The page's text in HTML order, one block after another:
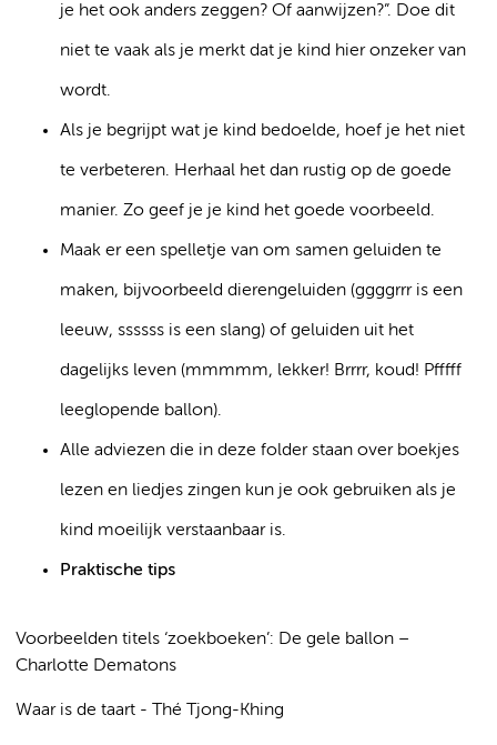
je het ook anders zeggen? Of aanwijzen?”. Doe dit
niet te vaak als je merkt dat je kind hier onzeker van
wordt.
Als je begrijpt wat je kind bedoelde, hoef je het niet
te verbeteren. Herhaal het dan rustig op de goede
manier. Zo geef je je kind het goede voorbeeld.
Maak er een spelletje van om samen geluiden te
maken, bijvoorbeeld dierengeluiden (ggggrrr is een
leeuw, ssssss is een slang) of geluiden uit het
dagelijks leven (mmmmm, lekker! Brrrr, koud! Pfffff
leeglopende ballon).
Alle adviezen die in deze folder staan over boekjes
lezen en liedjes zingen kun je ook gebruiken als je
kind moeilijk verstaanbaar is.
Praktische tips
Voorbeelden titels ‘zoekboeken’: De gele ballon –
Charlotte Dematons
Waar is de taart - Thé Tjong-Khing